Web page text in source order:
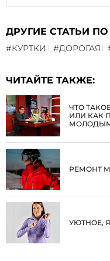
ДРУГИЕ СТАТЬИ ПО
#КУРТКИ #ДОРОГАЯ
ЧИТАЙТЕ ТАКЖЕ:
ЧТО
ИЛИ КАК
РЕМОНТ
УЮТНОЕ,